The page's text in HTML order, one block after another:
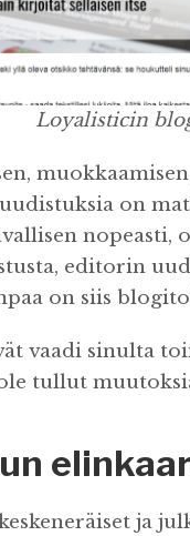
Loyalisticin
on
nopeasti,
editorin
on siis
vaadi sinulta
tullut
ja